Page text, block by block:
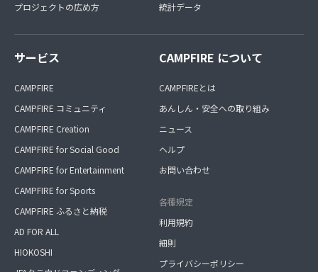
プロジェクトの広め方
統計データ
サービス
CAMPFIRE
CAMPFIRE コミュニティ
CAMPFIRE Creation
CAMPFIRE for Social Good
CAMPFIRE for Entertainment
CAMPFIRE for Sports
CAMPFIRE ふるさと納税
AD FOR ALL
HIOKOSHI
CAMPFIRE について
CAMPFIREとは
あんしん・安全への取り組み
ニュース
ヘルプ
お問い合わせ
各種規定
利用規約
細則
プライバシーポリシー